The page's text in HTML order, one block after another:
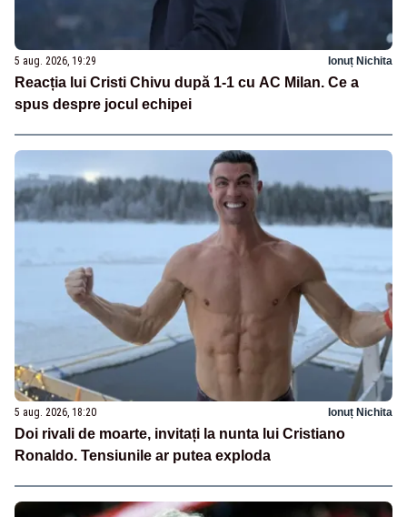
5 aug. 2026, 19:29 Ionuț Nichita
Reacția lui Cristi Chivu după 1-1 cu AC Milan. Ce a
spus despre jocul echipei
5 aug. 2026, 18:20 Ionuț Nichita
Doi rivali de moarte, invitați la nunta lui Cristiano
Ronaldo. Tensiunile ar putea exploda